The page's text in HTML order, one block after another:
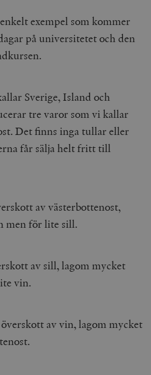
exempel som kommer
på universitetet och den
Sverige, Island och
tre varor som vi kallar
Det finns inga tullar eller
får sälja helt fritt till
av västerbottenost,
men för lite sill.
av sill, lagom mycket
vin.
av vin, lagom mycket